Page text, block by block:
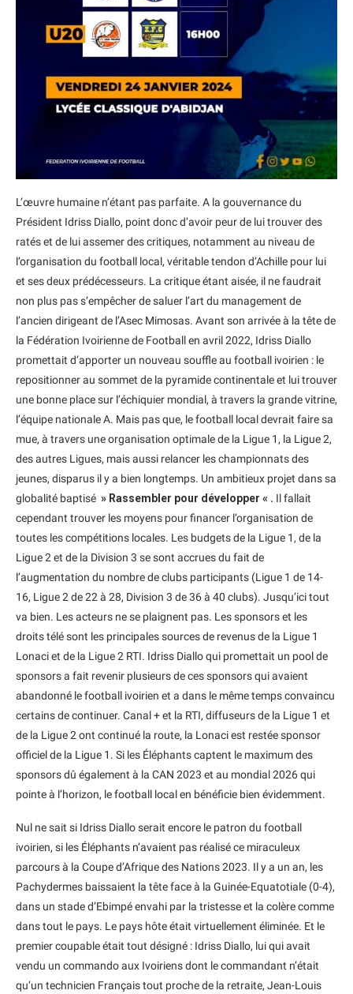
L’œuvre humaine n’étant pas parfaite. A la gouvernance du
Président Idriss Diallo, point donc d’avoir peur de lui trouver des
ratés et de lui assemer des critiques, notamment au niveau de
l’organisation du football local, véritable tendon d’Achille pour lui
et ses deux prédécesseurs. La critique étant aisée, il ne faudrait
non plus pas s’empêcher de saluer l’art du management de
l’ancien dirigeant de l’Asec Mimosas. Avant son arrivée à la tête de
la Fédération Ivoirienne de Football en avril 2022, Idriss Diallo
promettait d’apporter un nouveau souffle au football ivoirien : le
repositionner au sommet de la pyramide continentale et lui trouver
une bonne place sur l’échiquier mondial, à travers la grande vitrine,
l’équipe nationale A. Mais pas que, le football local devrait faire sa
mue, à travers une organisation optimale de la Ligue 1, la Ligue 2,
des autres Ligues, mais aussi relancer les championnats des
jeunes, disparus il y a bien longtemps. Un ambitieux projet dans sa
globalité baptisé » Rassembler pour développer « . Il fallait
cependant trouver les moyens pour financer l’organisation de
toutes les compétitions locales. Les budgets de la Ligue 1, de la
Ligue 2 et de la Division 3 se sont accrues du fait de
l’augmentation du nombre de clubs participants (Ligue 1 de 14-
16, Ligue 2 de 22 à 28, Division 3 de 36 à 40 clubs). Jusqu’ici tout
va bien. Les acteurs ne se plaignent pas. Les sponsors et les
droits télé sont les principales sources de revenus de la Ligue 1
Lonaci et de la Ligue 2 RTI. Idriss Diallo qui promettait un pool de
sponsors a fait revenir plusieurs de ces sponsors qui avaient
abandonné le football ivoirien et a dans le même temps convaincu
certains de continuer. Canal + et la RTI, diffuseurs de la Ligue 1 et
de la Ligue 2 ont continué la route, la Lonaci est restée sponsor
officiel de la Ligue 1. Si les Éléphants captent le maximum des
sponsors dû également à la CAN 2023 et au mondial 2026 qui
pointe à l’horizon, le football local en bénéficie bien évidemment.
Nul ne sait si Idriss Diallo serait encore le patron du football
ivoirien, si les Éléphants n’avaient pas réalisé ce miraculeux
parcours à la Coupe d’Afrique des Nations 2023. Il y a un an, les
Pachydermes baissaient la tête face à la Guinée-Equatotiale (0-4),
dans un stade d’Ebimpé envahi par la tristesse et la colère comme
dans tout le pays. Le pays hôte était virtuellement éliminée. Et le
premier coupable était tout désigné : Idriss Diallo, lui qui avait
vendu un commando aux Ivoiriens dont le commandant n’était
qu’un technicien Français tout proche de la retraite, Jean-Louis